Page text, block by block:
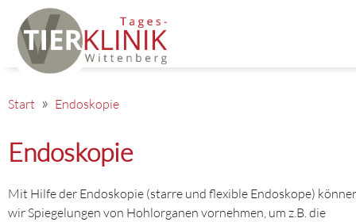
Start Endoskopie
Endoskopie
Mit Hilfe der Endoskopie (starre und flexible Endoskope)
wir Spiegelungen von Hohlorganen vornehmen, um z.B. die